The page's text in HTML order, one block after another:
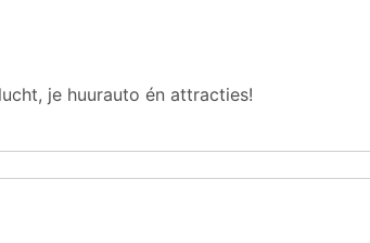
je huurauto én attracties!